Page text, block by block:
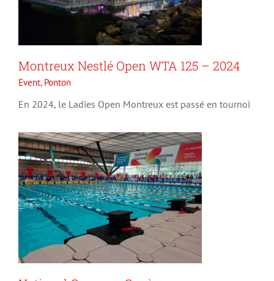
Montreux Nestlé Open WTA 125 – 2024
Event, Ponton
En 2024, le Ladies Open Montreux est passé en tournoi
National Games – Genève